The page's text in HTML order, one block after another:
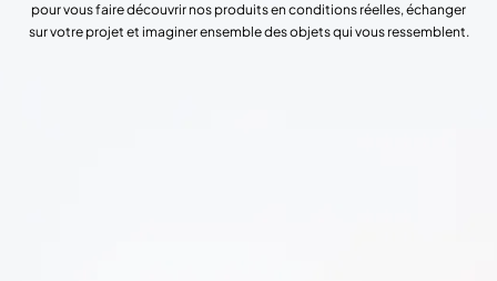
pour vous faire découvrir nos produits en conditions réelles, échanger
sur votre projet et imaginer ensemble des objets qui vous ressemblent.